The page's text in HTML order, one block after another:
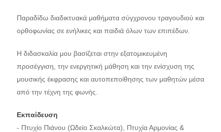
Παραδίδω διαδικτυακά μαθήματα σύγχρονου τραγουδιού και
ορθοφωνίας σε ενήλικες και παιδιά όλων των επιπέδων.
Η διδασκαλία μου βασίζεται στην εξατομικευμένη
προσέγγιση, την ενεργητική μάθηση και την ενίσχυση της
μουσικής έκφρασης και αυτοπεποίθησης των μαθητών μέσα
από την τέχνη της φωνής.
Εκπαίδευση
- Πτυχίο Πιάνου (Ωδείο Σκαλκώτα), Πτυχία Αρμονίας &